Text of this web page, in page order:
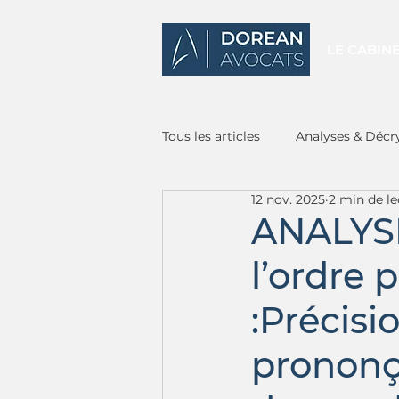
Tous les articles Analyses &
l’ordre
12 nov. 2025 2 min de